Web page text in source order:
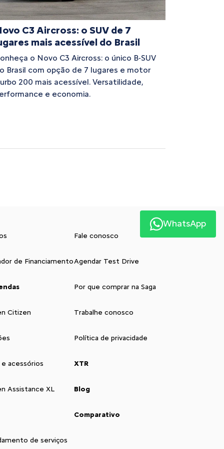
C3 Aircross: o SUV de 7
mais acessível do Brasil
o Novo C3 Aircross: o único B-SUV
Brasil com opção de 7 lugares e motor
200 mais acessível. Versatilidade,
e economia.
de Financiamento
Citizen
e acessórios
Assistance XL
de serviços
Fale conosco
Agendar Test Drive
Por que comprar na Saga
Trabalhe conosco
Política de privacidade
XTR
Blog
Comparativo
WhatsApp